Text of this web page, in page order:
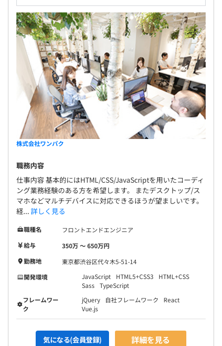
株式会社ワンパク
職務内容
仕事内容 基本的にはHTML/CSS/JavaScriptを用いたコーディ
ング業務経験のある方を希望します。 またデスクトップ/ス
マホなどマルチデバイスに対応できるほうが望ましいです。
経... 詳しく見る
職種名
フロントエンドエンジニア
給与
350万 〜 650万円
勤務地
東京都渋谷区代々木5-51-14
開発環境
JavaScript HTML5+CSS3
HTML+CSS
Sass TypeScript
フレームワー
ク
jQuery 自社フレームワーク
React
Vue.js
気になる(会員登録) 詳細を見る